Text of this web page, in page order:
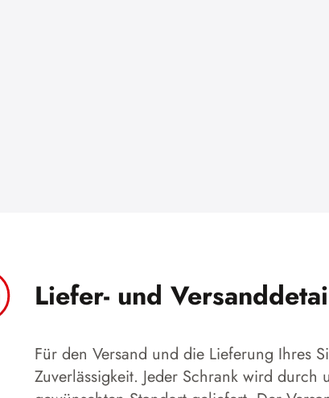
Liefer- und
Für den Versand und die Lieferung Ihres
Zuverlässigkeit. Jeder Schrank wird